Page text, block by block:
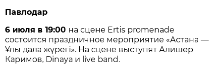
Павлодар
6 июля в 19:00 на сцене Ertis promenade
состоится праздничное мероприятие «Астана —
Ұлы дала жүрегі». На сцене выступят Алишер
Каримов, Dinaya и live band.